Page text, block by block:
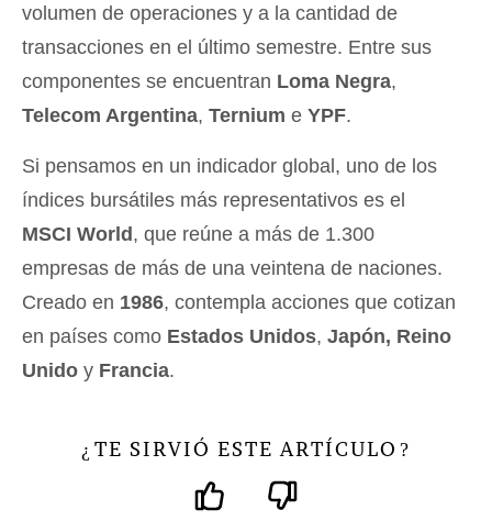
volumen de operaciones y a la cantidad de
transacciones en el último semestre. Entre sus
componentes se encuentran Loma Negra,
Telecom Argentina, Ternium e YPF.
Si pensamos en un indicador global, uno de los
índices bursátiles más representativos es el
MSCI World, que reúne a más de 1.300
empresas de más de una veintena de naciones.
Creado en 1986, contempla acciones que cotizan
en países como Estados Unidos, Japón, Reino
Unido y Francia.
¿ TE SIRVIÓ ESTE ARTÍCULO ?